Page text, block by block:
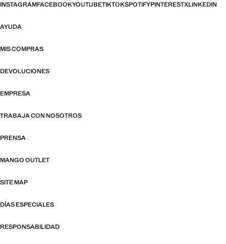
INSTAGRAMFACEBOOKYOUTUBETIKTOKSPOTIFYPINTERESTXLINKEDIN
AYUDA
MIS COMPRAS
DEVOLUCIONES
EMPRESA
TRABAJA CON NOSOTROS
PRENSA
MANGO OUTLET
SITE MAP
DÍAS ESPECIALES
RESPONSABILIDAD